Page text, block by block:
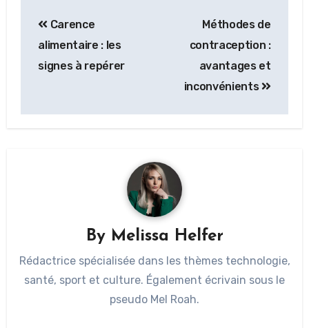
Carence
alimentaire : les
signes à repérer
Méthodes de
contraception :
avantages et
inconvénients
By Melissa Helfer
Rédactrice spécialisée dans les thèmes technologie,
santé, sport et culture. Également écrivain sous le
pseudo Mel Roah.